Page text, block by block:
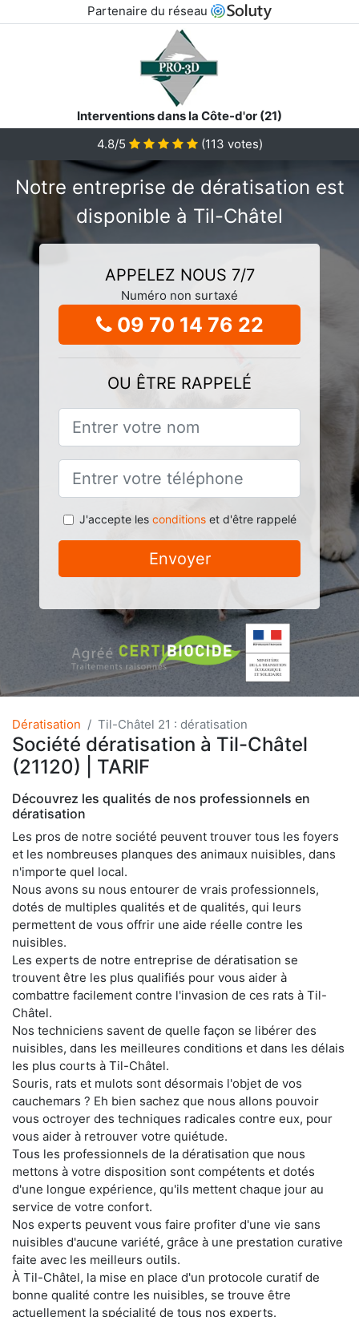
Partenaire du réseau
Interventions dans la Côte-d'or (21)
4.8/5
(113 votes)
Notre entreprise de dératisation est
disponible à Til-Châtel
APPELEZ NOUS 7/7
Numéro non surtaxé
09 70 14 76 22
OU ÊTRE RAPPELÉ
J'accepte les conditionset d'être rappelé
Envoyer
Dératisation Til-Châtel 21 : dératisation
Société dératisation à Til-Châtel
(21120) | TARIF
Découvrez les qualités de nos professionnels en
dératisation
Les pros de notre société peuvent trouver tous les foyers
et les nombreuses planques des animaux nuisibles, dans
n'importe quel local.
Nous avons su nous entourer de vrais professionnels,
dotés de multiples qualités et de qualités, qui leurs
permettent de vous offrir une aide réelle contre les
nuisibles.
Les experts de notre entreprise de dératisation se
trouvent être les plus qualifiés pour vous aider à
combattre facilement contre l'invasion de ces rats à Til-
Châtel.
Nos techniciens savent de quelle façon se libérer des
nuisibles, dans les meilleures conditions et dans les délais
les plus courts à Til-Châtel.
Souris, rats et mulots sont désormais l'objet de vos
cauchemars ? Eh bien sachez que nous allons pouvoir
vous octroyer des techniques radicales contre eux, pour
vous aider à retrouver votre quiétude.
Tous les professionnels de la dératisation que nous
mettons à votre disposition sont compétents et dotés
d'une longue expérience, qu'ils mettent chaque jour au
service de votre confort.
Nos experts peuvent vous faire profiter d'une vie sans
nuisibles d'aucune variété, grâce à une prestation curative
faite avec les meilleurs outils.
À Til-Châtel, la mise en place d'un protocole curatif de
bonne qualité contre les nuisibles, se trouve être
actuellement la spécialité de tous nos experts.